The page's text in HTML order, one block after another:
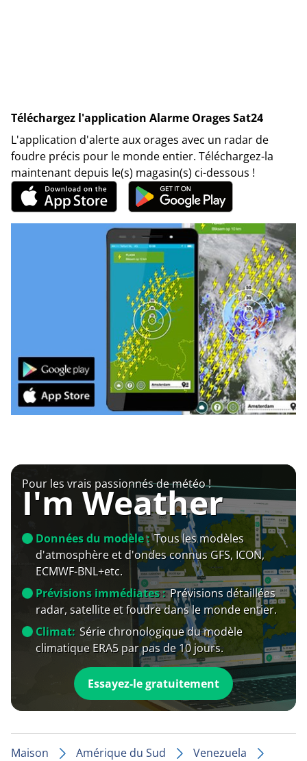
Téléchargez l'application Alarme Orages Sat24
L'application d'alerte aux orages avec un radar de
foudre précis pour le monde entier. Téléchargez-la
maintenant depuis le(s) magasin(s) ci-dessous !
Pour les vrais passionnés de météo !
I'm Weather
Données du modèle : Tous les modèles
d'atmosphère et d'ondes connus GFS, ICON,
ECMWF-BNL+etc.
Prévisions immédiates : Prévisions détaillées
radar, satellite et foudre dans le monde entier.
Climat: Série chronologique du modèle
climatique ERA5 par pas de 10 jours.
Essayez-le gratuitement
Maison Amérique du Sud
Venezuela